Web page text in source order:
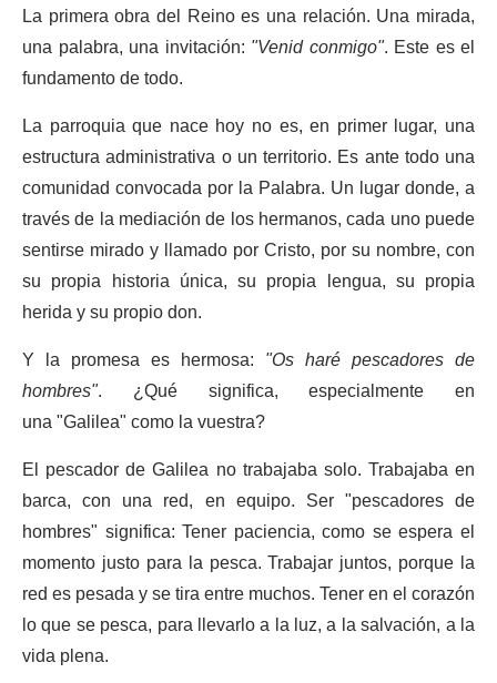
La primera obra del Reino es una relación. Una mirada,
una palabra, una invitación: "Venid conmigo". Este es el
fundamento de todo.
La parroquia que nace hoy no es, en primer lugar, una
estructura administrativa o un territorio. Es ante todo una
comunidad convocada por la Palabra. Un lugar donde, a
través de la mediación de los hermanos, cada uno puede
sentirse mirado y llamado por Cristo, por su nombre, con
su propia historia única, su propia lengua, su propia
herida y su propio don.
Y la promesa es hermosa: "Os haré pescadores de
hombres". ¿Qué significa, especialmente en
una "Galilea" como la vuestra?
El pescador de Galilea no trabajaba solo. Trabajaba en
barca, con una red, en equipo. Ser "pescadores de
hombres" significa: Tener paciencia, como se espera el
momento justo para la pesca. Trabajar juntos, porque la
red es pesada y se tira entre muchos. Tener en el corazón
lo que se pesca, para llevarlo a la luz, a la salvación, a la
vida plena.